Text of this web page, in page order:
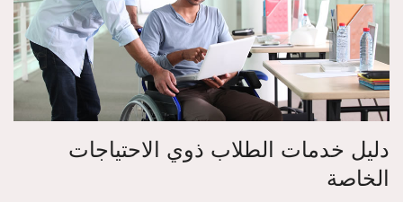
دليل خدمات الطلاب ذوي الاحتياجات
الخاصة